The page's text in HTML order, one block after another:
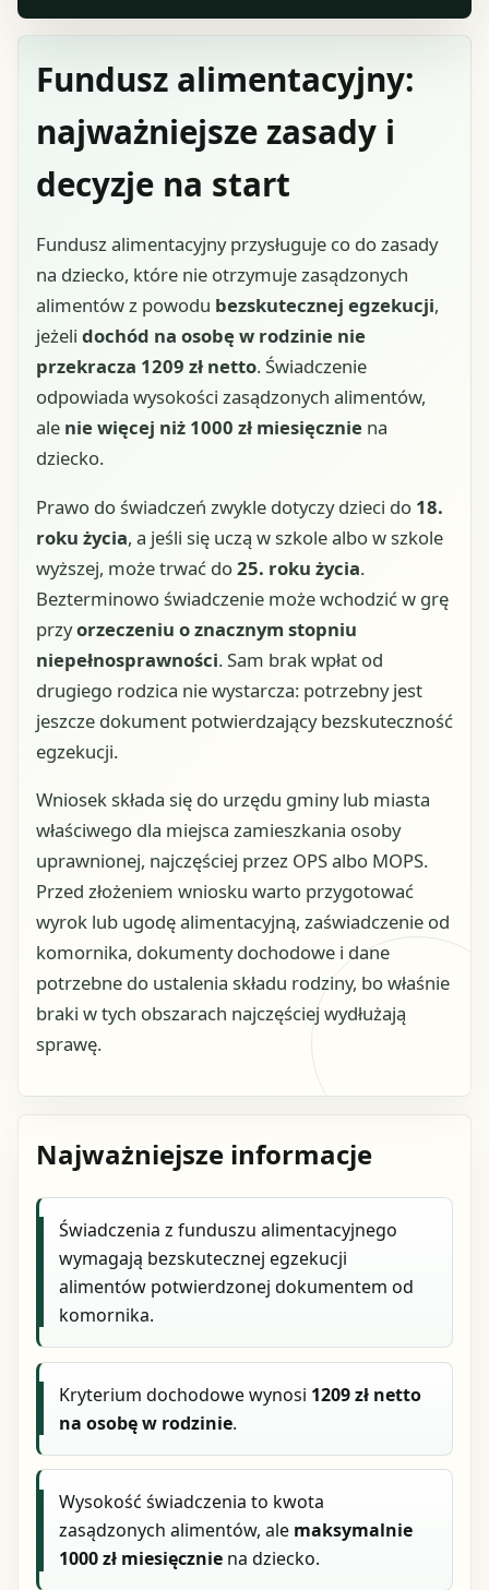
Fundusz alimentacyjny:
najważniejsze zasady i
decyzje na start
Fundusz alimentacyjny przysługuje co do zasady
na dziecko, które nie otrzymuje zasądzonych
alimentów z powodu bezskutecznej egzekucji,
jeżeli dochód na osobę w rodzinie nie
przekracza 1209 zł netto. Świadczenie
odpowiada wysokości zasądzonych alimentów,
ale nie więcej niż 1000 zł miesięcznie na
dziecko.
Prawo do świadczeń zwykle dotyczy dzieci do 18.
roku życia, a jeśli się uczą w szkole albo w szkole
wyższej, może trwać do25. roku życia.
Bezterminowo świadczenie może wchodzić w grę
przyorzeczeniu o znacznym stopniu
niepełnosprawności. Sam brak wpłat od
drugiego rodzica nie wystarcza: potrzebny jest
jeszcze dokument potwierdzający bezskuteczność
egzekucji.
Wniosek składa się do urzędu gminy lub miasta
właściwego dla miejsca zamieszkania osoby
uprawnionej, najczęściej przez OPS albo MOPS.
Przed złożeniem wniosku warto przygotować
wyrok lub ugodę alimentacyjną, zaświadczenie od
komornika, dokumenty dochodowe i dane
potrzebne do ustalenia składu rodziny, bo właśnie
braki w tych obszarach najczęściej wydłużają
sprawę.
Najważniejsze informacje
Świadczenia z funduszu alimentacyjnego
wymagają bezskutecznej egzekucji
alimentów potwierdzonej dokumentem od
komornika.
Kryterium dochodowe wynosi 1209 zł netto
na osobę w rodzinie.
Wysokość świadczenia to kwota
zasądzonych alimentów, ale maksymalnie
1000 zł miesięcznie na dziecko.